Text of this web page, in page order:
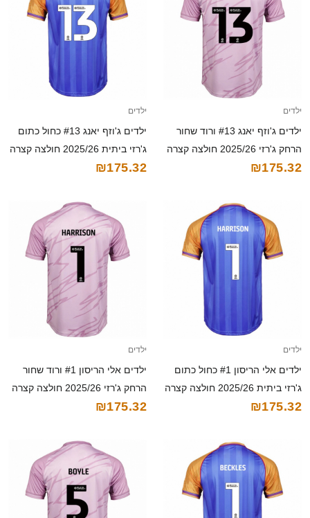
ילדים
ילדים ג'וזף יאנג #13 ורוד שחור
הרחק ג'רזי 2025/26 חולצה קצרה
₪175.32
ילדים
ילדים ג'וזף יאנג #13 כחול כתום
ג'רזי ביתית 2025/26 חולצה קצרה
₪175.32
ילדים
ילדים אלי הריסון #1 כחול כתום
ג'רזי ביתית 2025/26 חולצה קצרה
₪175.32
ילדים
ילדים אלי הריסון #1 ורוד שחור
הרחק ג'רזי 2025/26 חולצה קצרה
₪175.32